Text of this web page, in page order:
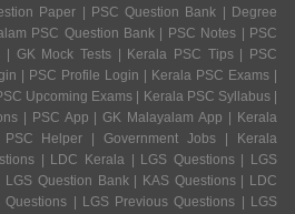
Paper | PSC Question Bank | Degree
PSC Question Bank | PSC Notes | PSC
| GK Mock Tests | Kerala PSC Tips | PSC
| PSC Profile Login | Kerala PSC Exams |
Upcoming Exams | Kerala PSC Syllabus |
| PSC App | GK Malayalam App | Kerala
Helper | Government Jobs | Kerala
| LDC Kerala | LGS Questions | LGS
Question Bank | KAS Questions | LDC
| LGS Previous Questions | LGS